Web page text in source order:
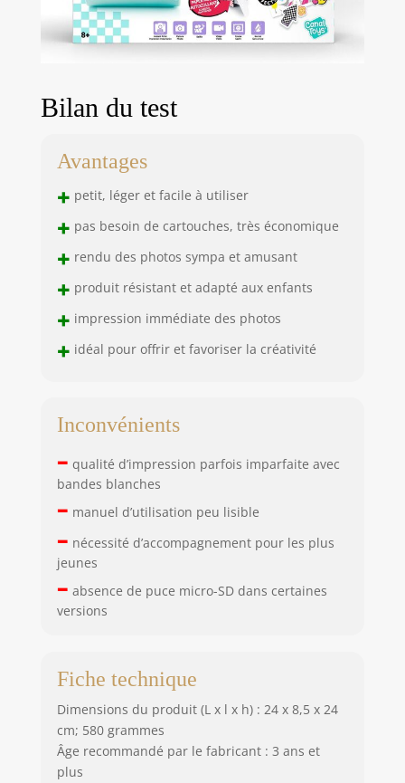
Bilan du test
Avantages
+ petit, léger et facile à utiliser
+ pas besoin de cartouches, très économique
+ rendu des photos sympa et amusant
+ produit résistant et adapté aux enfants
+ impression immédiate des photos
+ idéal pour offrir et favoriser la créativité
Inconvénients
– qualité d’impression parfois imparfaite avec
bandes blanches
– manuel d’utilisation peu lisible
– nécessité d’accompagnement pour les plus
jeunes
– absence de puce micro-SD dans certaines
versions
Fiche technique
Dimensions du produit (L x l x h) : 24 x 8,5 x 24
cm; 580 grammes
Âge recommandé par le fabricant : 3 ans et
plus